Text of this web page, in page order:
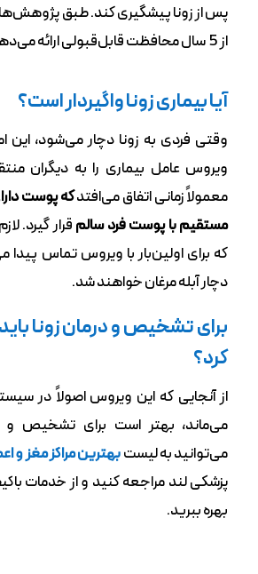
پس از زونا پیشگیری کند. طبق
از 5 سال محافظت قابل‌قبولی ارائه می‌دهد.
آیا بیماری زونا واگیردار است؟
وقتی فردی به زونا دچار می‌شود، این
ویروس عامل بیماری را به دیگران
معمولاً زمانی اتفاق می‌افتدکه پوست
مستقیم با پوست فرد سالمقرار گیرد.
که برای اولین‌بار با ویروس تماس پیدا
دچار آبله‌ مرغان خواهند شد.
برای تشخیص و درمان زونا
کرد؟
از آنجایی که این ویروس اصولاً در
می‌ماند، بهتر است برای تشخیص و
می‌توانید به لیستبهترین مراکز مغز و
پزشکی لند مراجعه کنید و از خدمات
بهره ببرید.